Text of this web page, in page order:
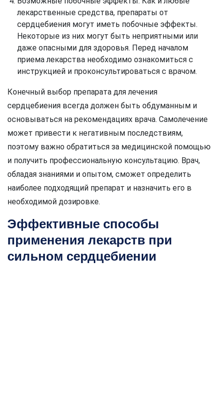
лекарственные средства, препараты от
сердцебиения могут иметь побочные эффекты.
Некоторые из них могут быть неприятными или
даже опасными для здоровья. Перед началом
приема лекарства необходимо ознакомиться с
инструкцией и проконсультироваться с врачом.
Конечный выбор препарата для лечения
сердцебиения всегда должен быть обдуманным и
основываться на рекомендациях врача. Самолечение
может привести к негативным последствиям,
поэтому важно обратиться за медицинской помощью
и получить профессиональную консультацию. Врач,
обладая знаниями и опытом, сможет определить
наиболее подходящий препарат и назначить его в
необходимой дозировке.
Эффективные способы
применения лекарств при
сильном сердцебиении